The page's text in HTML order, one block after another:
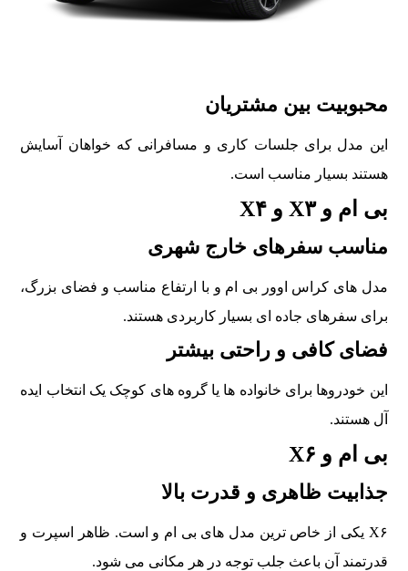
محبوبيت بين مشتريان
اين مدل برای جلسات کاری و مسافرانی که خواهان آسايش
هستند بسيار مناسب است.
بی ام و X۳ و X۴
مناسب سفرهای خارج شهری
مدل های کراس اوور بی ام و با ارتفاع مناسب و فضای بزرگ،
برای سفرهای جاده ای بسيار کاربردی هستند.
فضای کافی و راحتی بيشتر
اين خودروها برای خانواده ها يا گروه های کوچک يک انتخاب ايده
آل هستند.
بی ام و X۶
جذابيت ظاهری و قدرت بالا
X۶ يکی از خاص ترين مدل های بی ام و است. ظاهر اسپرت و
قدرتمند آن باعث جلب توجه در هر مکانی می شود.